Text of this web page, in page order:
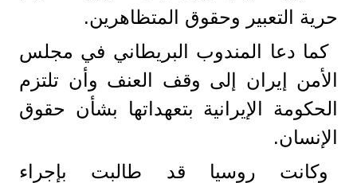
حرية التعبير وحقوق المتظاهرين.
كما دعا المندوب البريطاني في مجلس
الأمن إيران إلى وقف العنف وأن تلتزم
الحكومة الإيرانية بتعهداتها بشأن حقوق
الإنسان.
وكانت روسيا قد طالبت بإجراء